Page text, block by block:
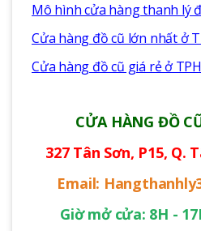
Mô hình cửa hàng thanh lý
Cửa hàng đồ cũ lớn nhất ở
Cửa hàng đồ cũ giá rẻ ở
CỬA HÀNG ĐỒ
327 Tân Sơn, P15, Q.
Email:
Giờ mở cửa: 8H -